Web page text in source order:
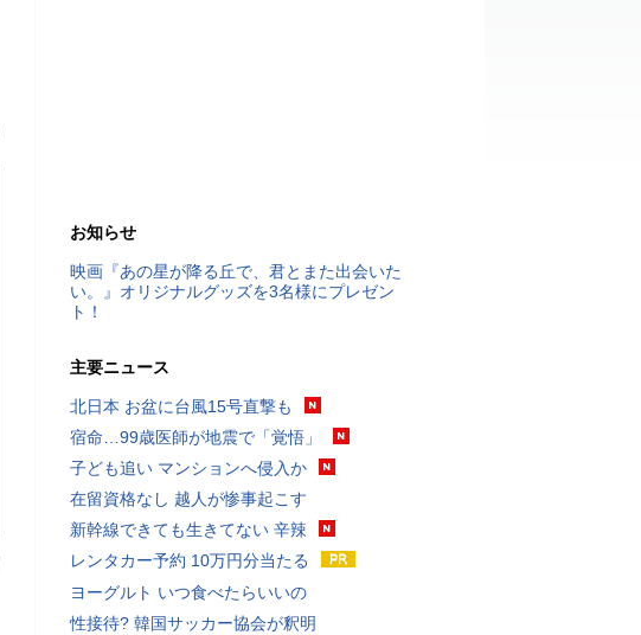
お知らせ
映画『あの星が降る丘で、君とまた出会いた
い。』オリジナルグッズを3名様にプレゼン
ト！
主要ニュース
北日本 お盆に台風15号直撃も
宿命…99歳医師が地震で「覚悟」
子ども追い マンションへ侵入か
在留資格なし 越人が惨事起こす
新幹線できても生きてない 辛辣
レンタカー予約 10万円分当たる
ヨーグルト いつ食べたらいいの
性接待? 韓国サッカー協会が釈明